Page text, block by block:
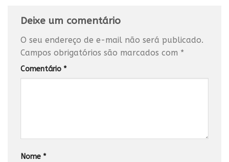
Deixe um comentário
O seu endereço de e-mail não será publicado.
Campos obrigatórios são marcados com *
Comentário *
Nome *